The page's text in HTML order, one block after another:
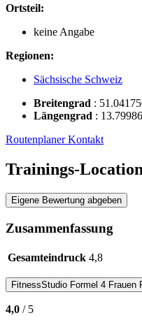
Ortsteil:
keine Angabe
Regionen:
Sächsische Schweiz
Breitengrad :
Längengrad :
RoutenplanerKontakt
Trainings-
Eigene Bewertung abgeben
Zusammenfassung
Gesamteindruck 4,8
FitnessStudio Formel 4 Frauen
4,0 / 5